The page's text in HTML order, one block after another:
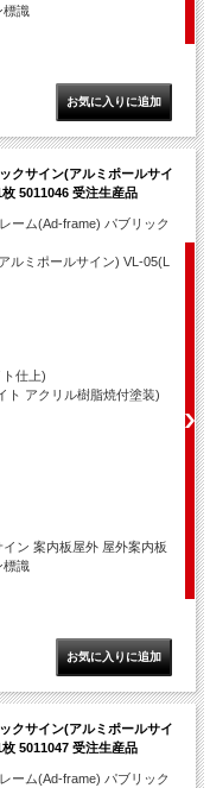
標識
クサイン(アルミポールサイ
5011046 受注生産品
ーム(Ad-frame) パブリック
ルミポールサイン) VL-05(L
仕上)
ト アクリル樹脂焼付塗装)
ン 案内板屋外 屋外案内板
標識
クサイン(アルミポールサイ
5011047 受注生産品
ーム(Ad-frame) パブリック